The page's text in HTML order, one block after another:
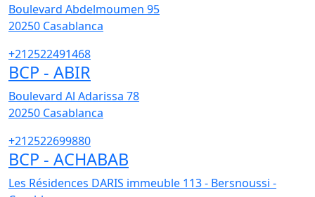
Boulevard Abdelmoumen 95
20250 Casablanca
+212522491468
BCP - ABIR
Boulevard Al Adarissa 78
20250 Casablanca
+212522699880
BCP - ACHABAB
Les Résidences DARIS immeuble 113 - Bersnoussi -